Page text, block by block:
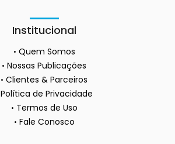
Institucional
Quem Somos
Nossas Publicações
Clientes & Parceiros
Política de Privacidade
Termos de Uso
Fale Conosco